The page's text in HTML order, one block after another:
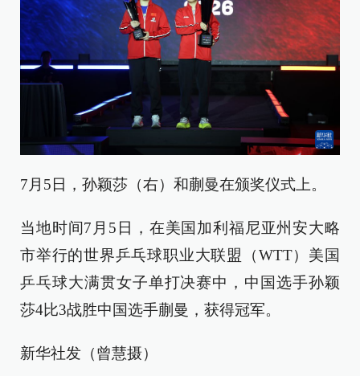
7月5日，孙颖莎（右）和蒯曼在颁奖仪式上。
当地时间7月5日，在美国加利福尼亚州安大略
市举行的世界乒乓球职业大联盟（WTT）美国
乒乓球大满贯女子单打决赛中，中国选手孙颖
莎4比3战胜中国选手蒯曼，获得冠军。
新华社发（曾慧摄）